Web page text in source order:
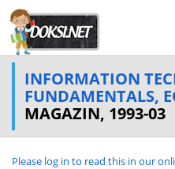
INFORMATION
FUNDAMENTALS,
MAGAZIN, 1993-03
Please log in to read this in our